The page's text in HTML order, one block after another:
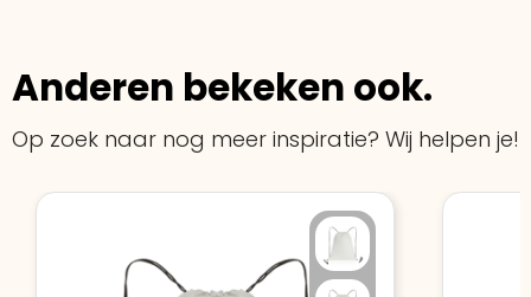
Anderen bekeken ook.
Op zoek naar nog meer inspiratie? Wij helpen je!